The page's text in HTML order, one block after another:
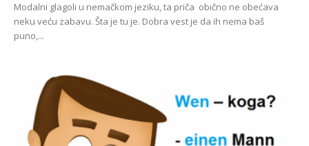
Modalni glagoli u nemačkom jeziku, ta priča obično ne obećava
neku veću zabavu. Šta je tu je. Dobra vest je da ih nema baš
puno,...